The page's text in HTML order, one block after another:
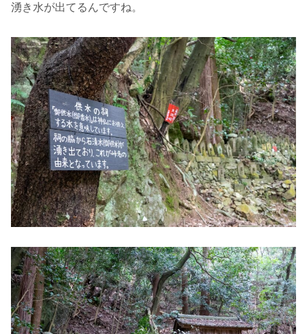
湧き水が出てるんですね。